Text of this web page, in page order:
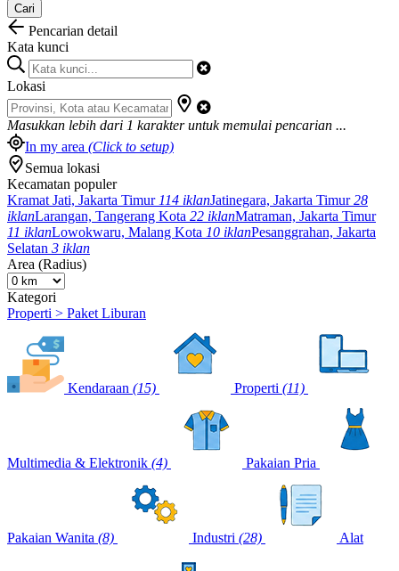
Cari
Pencarian detail
Kata kunci
Lokasi
Masukkan lebih dari 1 karakter untuk memulai pencarian ...
In my area (Click to setup)
Semua lokasi
Kecamatan populer
Kramat Jati, Jakarta Timur 114 iklanJatinegara, Jakarta Timur28
iklanLarangan, Tangerang Kota 22 iklanMatraman, Jakarta Timur
11 iklanLowokwaru, Malang Kota 10 iklanPesanggrahan, Jakarta
Selatan 3 iklan
Area (Radius)
Kategori
Properti > Paket Liburan
Kendaraan (15) Properti (11)
Multimedia & Elektronik (4) Pakaian Pria
Pakaian Wanita (8) Industri (28) Alat